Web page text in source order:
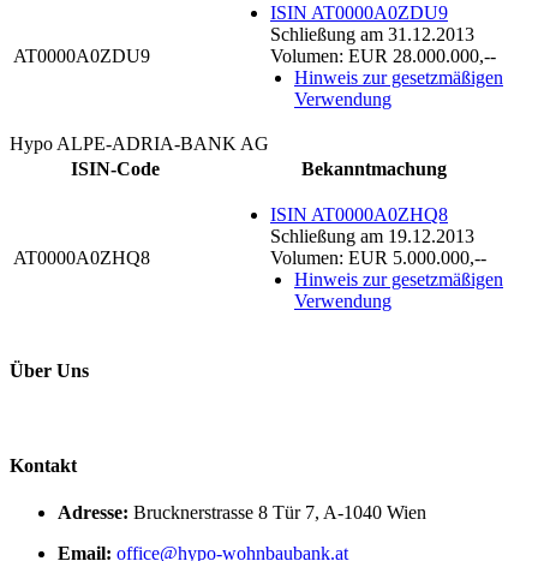
AT0000A0ZDU9
ISIN AT0000A0ZDU9
Schließung am 31.12.2013
Volumen: EUR 28.000.000,--
Hinweis zur gesetzmäßigen
Verwendung
Hypo ALPE-ADRIA-BANK AG
ISIN-Code
Bekanntmachung
AT0000A0ZHQ8
ISIN AT0000A0ZHQ8
Schließung am 19.12.2013
Volumen: EUR 5.000.000,--
Hinweis zur gesetzmäßigen
Verwendung
Über Uns
Kontakt
Adresse: Brucknerstrasse 8 Tür 7, A-1040 Wien
Email: office@hypo-wohnbaubank.at